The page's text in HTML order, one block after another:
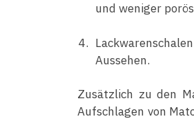
und weniger
Aussehen.
Zusätzlich zu den
Aufschlagen von